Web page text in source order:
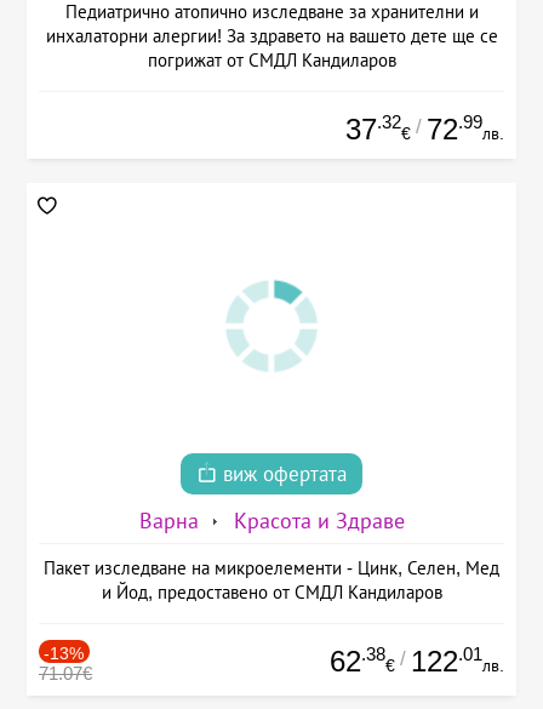
Педиатрично атопично изследване за хранителни и
инхалаторни алергии! За здравето на вашето дете ще се
погрижат от СМДЛ Кандиларов
37.32
€ / 72.99
лв.
виж офертата
Варна Красота и Здраве
Пакет изследване на микроелементи - Цинк, Селен, Мед
и Йод, предоставено от СМДЛ Кандиларов
-13%
71.07€ 62.38
€ / 122.01
лв.